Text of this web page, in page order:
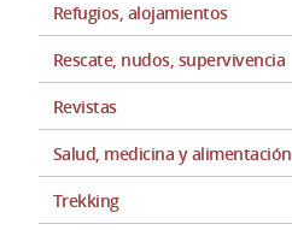
Refugios, alojamientos
Rescate, nudos, supervivencia
Revistas
Salud, medicina y alimentación
Trekking